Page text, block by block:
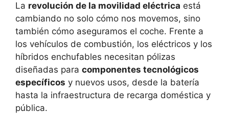
La revolución de la movilidad eléctrica está
cambiando no solo cómo nos movemos, sino
también cómo aseguramos el coche. Frente a
los vehículos de combustión, los eléctricos y los
híbridos enchufables necesitan pólizas
diseñadas para componentes tecnológicos
específicos y nuevos usos, desde la batería
hasta la infraestructura de recarga doméstica y
pública.